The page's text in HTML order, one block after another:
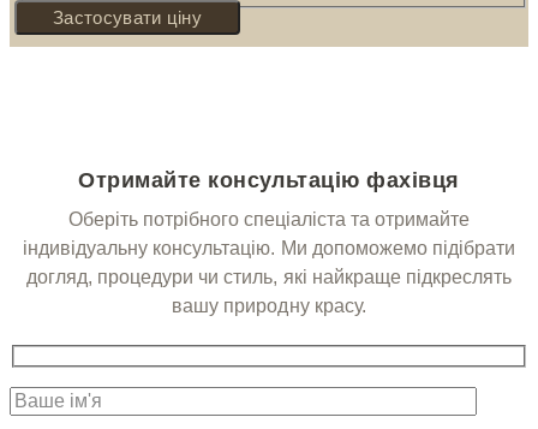
Застосувати ціну
Отримайте консультацію фахівця
Оберіть потрібного спеціаліста та отримайте
індивідуальну консультацію. Ми допоможемо підібрати
догляд, процедури чи стиль, які найкраще підкреслять
вашу природну красу.